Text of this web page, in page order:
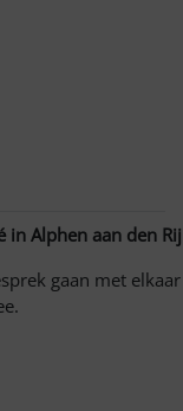
in Alphen aan den
gaan met